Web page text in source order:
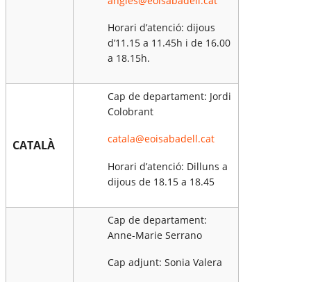
Horari d’atenció: dijous
d’11.15 a 11.45h i de 16.00
a 18.15h.
CATALÀ
Cap de departament: Jordi
Colobrant
catala@eoisabadell.cat
Horari d’atenció: Dilluns a
dijous de 18.15 a 18.45
Cap de departament:
Anne-Marie Serrano
Cap adjunt: Sonia Valera